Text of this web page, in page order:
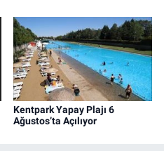
Kentpark Yapay Plajı 6
Ağustos’ta Açılıyor